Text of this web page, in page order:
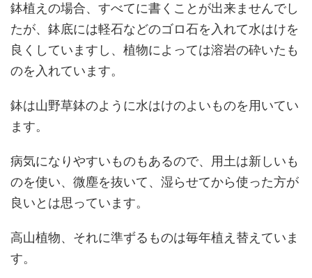
鉢植えの場合、すべてに書くことが出来ませんでし
たが、鉢底には軽石などのゴロ石を入れて水はけを
良くしていますし、植物によっては溶岩の砕いたも
のを入れています。
鉢は山野草鉢のように水はけのよいものを用いてい
ます。
病気になりやすいものもあるので、用土は新しいも
のを使い、微塵を抜いて、湿らせてから使った方が
良いとは思っています。
高山植物、それに準ずるものは毎年植え替えていま
す。